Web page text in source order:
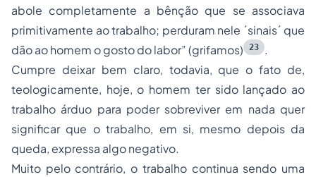
abole completamente a bênção que se associava
primitivamente ao trabalho; perduram nele ´sinais´ que
dão ao homem o gosto do labor” (grifamos)
23
.
Cumpre deixar bem claro, todavia, que o fato de,
teologicamente, hoje, o homem ter sido lançado ao
trabalho árduo para poder sobreviver em nada quer
significar que o trabalho, em si, mesmo depois da
queda, expressa algo negativo.
Muito pelo contrário, o trabalho continua sendo uma